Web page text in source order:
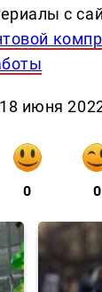
с
июня
0 0